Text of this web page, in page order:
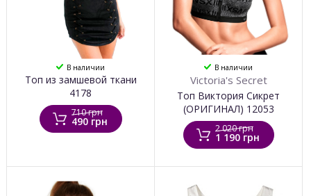
В наличии
Топ из замшевой ткани
4178
710 грн
490 грн
В наличии
Victoria's Secret
Топ Виктория Сикрет
(ОРИГИНАЛ) 12053
2 020 грн
1 190 грн